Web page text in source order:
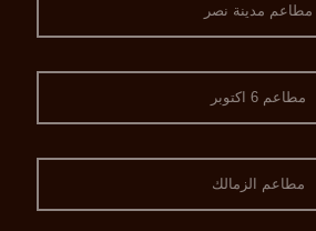
مطاعم مدينة نصر
مطاعم 6 اكتوبر
مطاعم الزمالك